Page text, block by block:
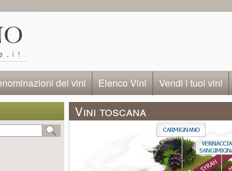
dei vini Elenco Vini Vendi i tuoi vini
Vini toscana